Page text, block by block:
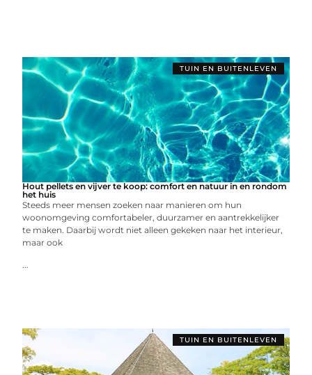
TUIN EN BUITENLEVEN
Hout pellets en vijver te koop: comfort en natuur in en rondom
het huis
Steeds meer mensen zoeken naar manieren om hun
woonomgeving comfortabeler, duurzamer en aantrekkelijker
te maken. Daarbij wordt niet alleen gekeken naar het interieur,
maar ook
...
TUIN EN BUITENLEVEN